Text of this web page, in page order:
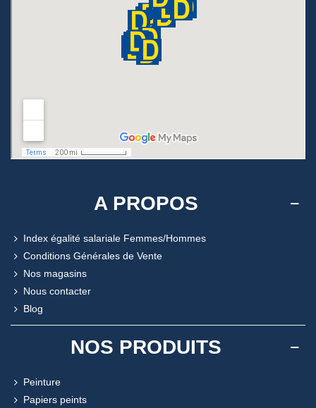
A PROPOS
Index égalité salariale Femmes/Hommes
Conditions Générales de Vente
Nos magasins
Nous contacter
Blog
NOS PRODUITS
Peinture
Papiers peints